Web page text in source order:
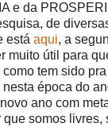
e da
de
está aqui, a
muito útil para
tem sido
época do
ano com
somos livres,